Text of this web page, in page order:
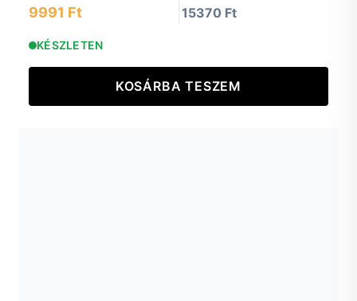
9991 Ft 15370 Ft
KÉSZLETEN
KOSÁRBA TESZEM